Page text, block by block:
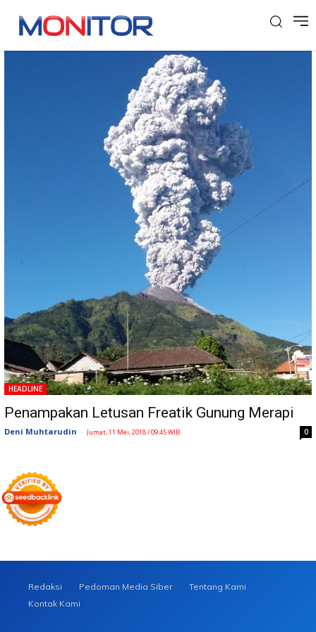
Tag: Merapi meletus
HEADLINE
Penampakan Letusan Freatik Gunung Merapi
Deni Muhtarudin - Jumat, 11 Mei, 2018 / 09:45 WIB 0
Redaksi Pedoman Media Siber
Tentang Kami
Kontak Kami